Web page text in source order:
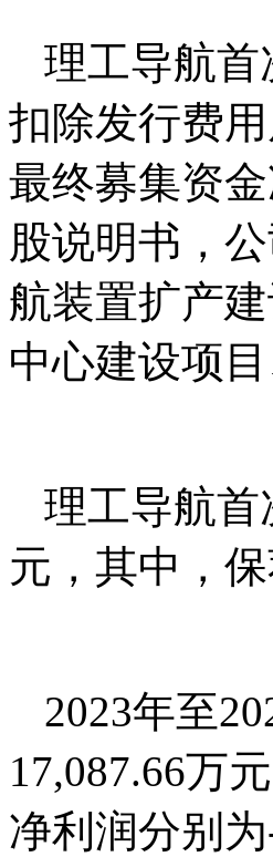
理工导航首
扣除发行费
最终募集资
股说明书，
航装置扩产
中心建设项
理工导航首
元，其中，
2023年至
17,087.66万
净利润分别